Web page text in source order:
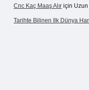
Cnc Kaç Maaş Alır için Uzun
Tarihte Bilinen Ilk Dünya